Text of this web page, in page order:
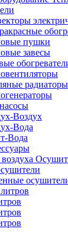
пушки
завесы
радиаторы
Воздух
Вода
Вода